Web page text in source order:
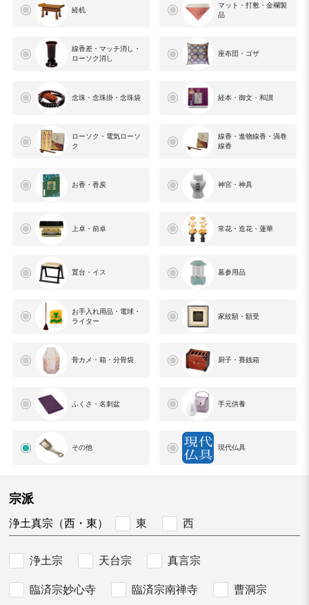
経机
マット・打敷・金襴製
品
線香差・マッチ消し・
ローソク消し
座布団・ゴザ
念珠・念珠掛・念珠袋 経本・御文・和讃
ローソク・電気ローソ
ク
線香・進物線香・渦巻
線香
お香・香炭 神宮・神具
上卓・前卓 常花・造花・蓮華
置台・イス 墓参用品
お手入れ用品・電球・
ライター
家紋額・額受
骨カメ・箱・分骨袋 厨子・賽銭箱
ふくさ・名刺盆 手元供養
その他 現代仏具
宗派
浄土真宗（西・東） 東 西
浄土宗 天台宗 真言宗
臨済宗妙心寺 臨済宗南禅寺 曹洞宗